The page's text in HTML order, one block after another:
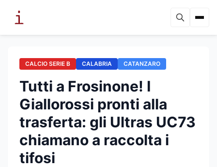
CALCIO SERIE B CALABRIA CATANZARO
Tutti a Frosinone! I
Giallorossi pronti alla
trasferta: gli Ultras UC73
chiamano a raccolta i
tifosi